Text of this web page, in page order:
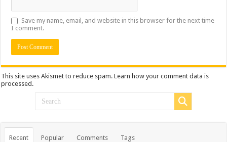
Save my name, email, and website in this browser for the next time
I comment.
This site uses Akismet to reduce spam.Learn how your comment data is
processed.
Recent Popular Comments Tags